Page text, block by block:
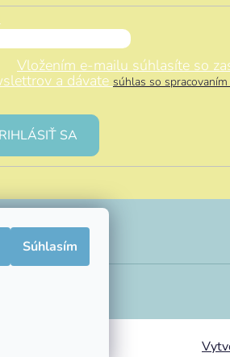
Súhlasím
Vložením e-mailu súhlasíte so
a dávate súhlas so
SA